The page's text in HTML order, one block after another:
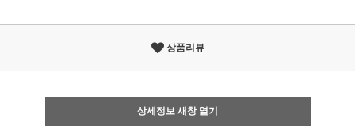
상품리뷰
상세정보 새창 열기